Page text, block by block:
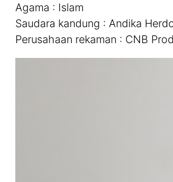
Agama : Islam
Saudara kandung : Andika
Perusahaan rekaman : CNB